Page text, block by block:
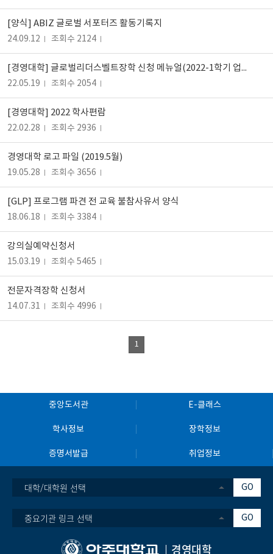
[양식] ABIZ 글로벌 서포터즈 활동기록지
24.09.12 조회수 2124
[경영대학] 글로벌리더스벨트장학 신청 메뉴얼(2022-1학기 업데이트 버전)
22.05.19 조회수 2054
[경영대학] 2022 학사편람
22.02.28 조회수 2936
경영대학 로고 파일 (2019.5월)
19.05.28 조회수 3656
[GLP] 프로그램 파견 전 교육 불참사유서 양식
18.06.18 조회수 3384
강의실예약신청서
15.03.19 조회수 5465
전문자격장학 신청서
14.07.31 조회수 4996
1
중앙도서관 E-클래스
학사정보 장학정보
증명서발급 취업정보
대학/대학원 선택 GO
중요기관 링크 선택 GO
경영대학